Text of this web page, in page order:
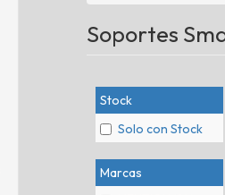
Soportes
Stock
Solo con Stock
Marcas